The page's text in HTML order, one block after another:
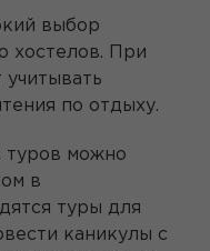
выбор
хостелов. При
по отдыху.
туров можно
в
туры для
каникулы с